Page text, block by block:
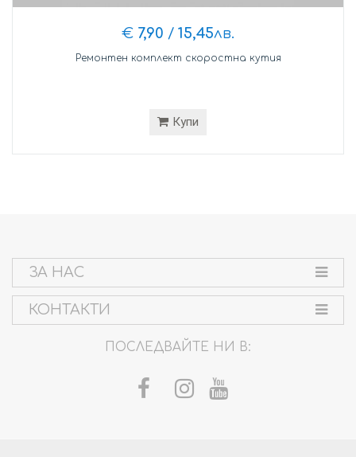
€ 7,90 / 15,45лв.
Ремонтен комплект скоростна кутия
Купи
ЗА НАС
КОНТАКТИ
ПОСЛЕДВАЙТЕ НИ В: